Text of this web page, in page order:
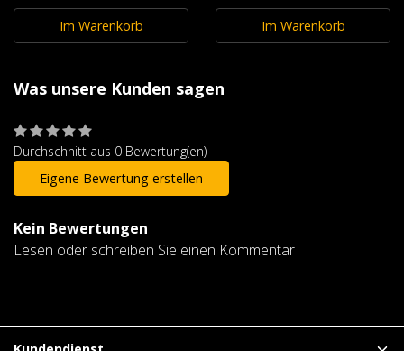
Im Warenkorb Im Warenkorb
Was unsere Kunden sagen
Durchschnitt aus 0 Bewertung(en)
Eigene Bewertung erstellen
Kein Bewertungen
Lesen oder schreiben Sie einen Kommentar